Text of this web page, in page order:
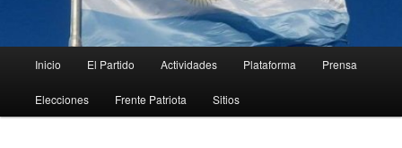
principal
Inicio El Partido Actividades Plataforma Prensa
Elecciones Frente Patriota Sitios